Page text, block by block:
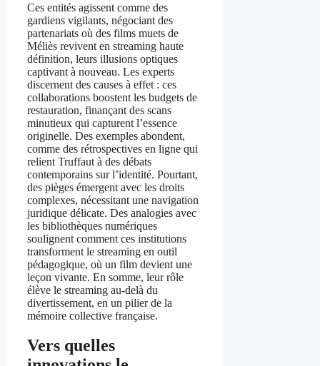
Ces entités agissent comme des
gardiens vigilants, négociant des
partenariats où des films muets de
Méliès revivent en streaming haute
définition, leurs illusions optiques
captivant à nouveau. Les experts
discernent des causes à effet : ces
collaborations boostent les budgets de
restauration, finançant des scans
minutieux qui capturent l’essence
originelle. Des exemples abondent,
comme des rétrospectives en ligne qui
relient Truffaut à des débats
contemporains sur l’identité. Pourtant,
des pièges émergent avec les droits
complexes, nécessitant une navigation
juridique délicate. Des analogies avec
les bibliothèques numériques
soulignent comment ces institutions
transforment le streaming en outil
pédagogique, où un film devient une
leçon vivante. En somme, leur rôle
élève le streaming au-delà du
divertissement, en un pilier de la
mémoire collective française.
Vers quelles